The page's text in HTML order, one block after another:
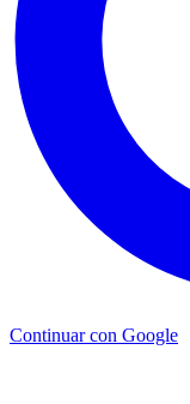
Continuar con Google